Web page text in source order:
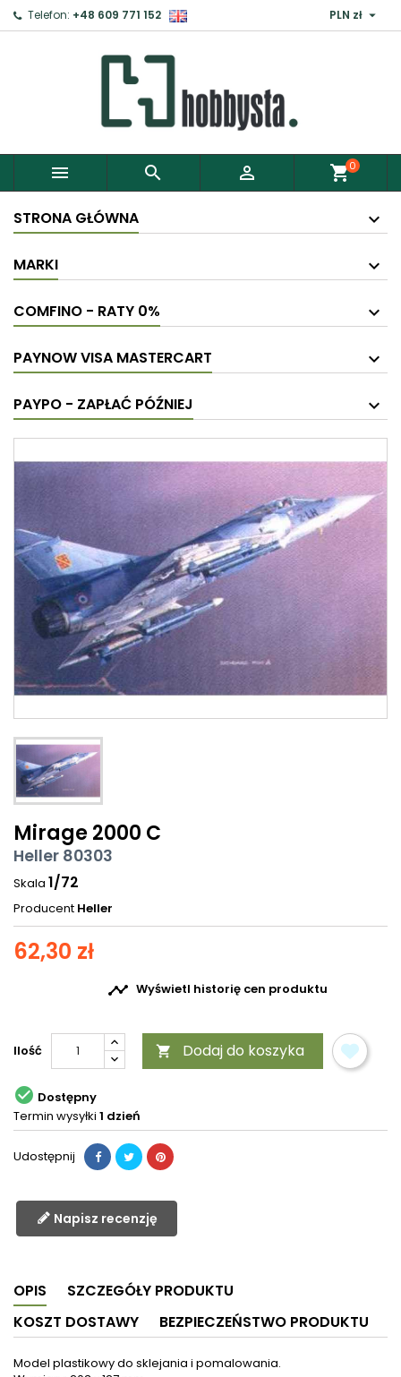
Telefon: +48 609 771 152 PLN zł 
   shopping_cart0
STRONA GŁÓWNA
MARKI
COMFINO - RATY 0%
PAYNOW VISA MASTERCART
PAYPO - ZAPŁAĆ PÓŹNIEJ
Mirage 2000 C
Heller 80303
Skala 1/72
Producent Heller
62,30 zł
 Wyświetl historię cen produktu
Ilość  Dodaj do koszyka
 Dostępny
Termin wysyłki 1 dzień
Udostępnij
Napisz recenzję
OPIS
SZCZEGÓŁY PRODUKTU
KOSZT DOSTAWY
BEZPIECZEŃSTWO PRODUKTU
Model plastikowy do sklejania i pomalowania.